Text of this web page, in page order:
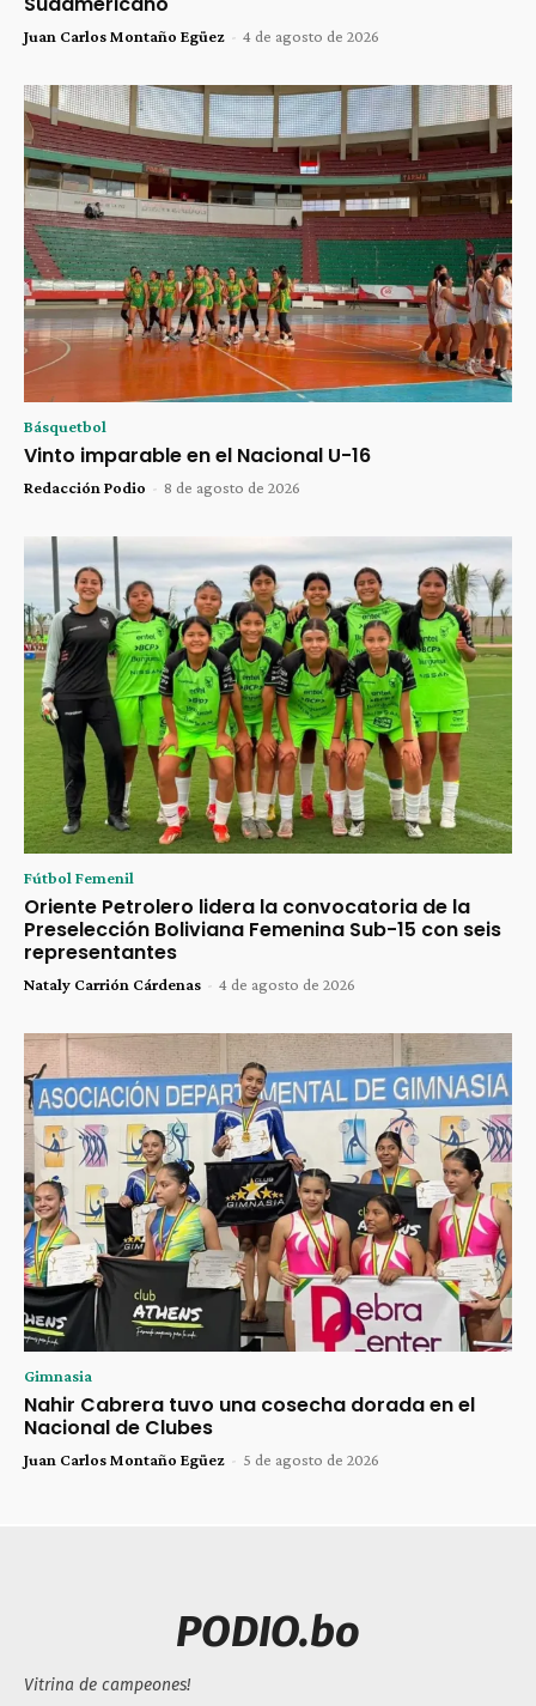
Juan Carlos Montaño Egüez - 4 de agosto de 2026
Básquetbol
Vinto imparable en el Nacional U-16
Redacción Podio - 8 de agosto de 2026
Fútbol Femenil
Oriente Petrolero lidera la convocatoria de la
Preselección Boliviana Femenina Sub-15 con seis
representantes
Nataly Carrión Cárdenas - 4 de agosto de 2026
Gimnasia
Nahir Cabrera tuvo una cosecha dorada en el
Nacional de Clubes
Juan Carlos Montaño Egüez - 5 de agosto de 2026
PODIO.bo
Vitrina de campeones!